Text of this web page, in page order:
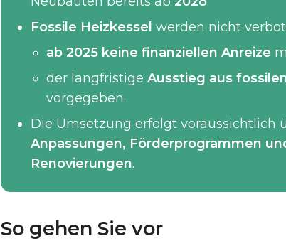
Fossile Heizkessel werden nicht
ab 2025 keine finanziellen Anreize
der langfristige Ausstieg aus
vorgegeben.
Die Umsetzung erfolgt voraussichtlich
Anpassungen, Förderprogrammen
Renovierungen.
So gehen Sie vor